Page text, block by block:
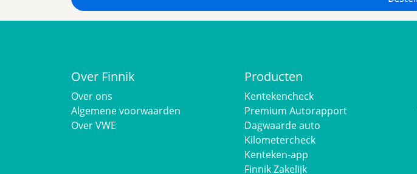
Over Finnik
Over ons
Algemene voorwaarden
Over VWE
Producten
Kentekencheck
Premium Autorapport
Dagwaarde auto
Kilometercheck
Kenteken-app
Finnik Zakelijk